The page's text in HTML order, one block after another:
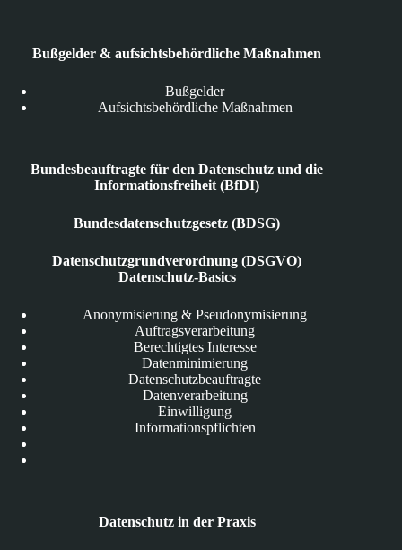
Bußgelder & aufsichtsbehördliche Maßnahmen
Bußgelder
Aufsichtsbehördliche Maßnahmen
Bundesbeauftragte für den Datenschutz und die
Informationsfreiheit (BfDI)
Bundesdatenschutzgesetz (BDSG)
Datenschutzgrundverordnung (DSGVO)
Datenschutz-Basics
Anonymisierung & Pseudonymisierung
Auftragsverarbeitung
Berechtigtes Interesse
Datenminimierung
Datenschutzbeauftragte
Datenverarbeitung
Einwilligung
Informationspflichten
Datenschutz in der Praxis